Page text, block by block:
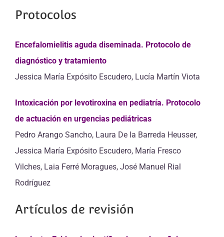
Protocolos
Encefalomielitis aguda diseminada. Protocolo de
diagnóstico y tratamiento
Jessica María Expósito Escudero, Lucía Martín Viota
Intoxicación por levotiroxina en pediatría. Protocolo
de actuación en urgencias pediátricas
Pedro Arango Sancho, Laura De la Barreda Heusser,
Jessica María Expósito Escudero, María Fresco
Vilches, Laia Ferré Moragues, José Manuel Rial
Rodríguez
Artículos de revisión